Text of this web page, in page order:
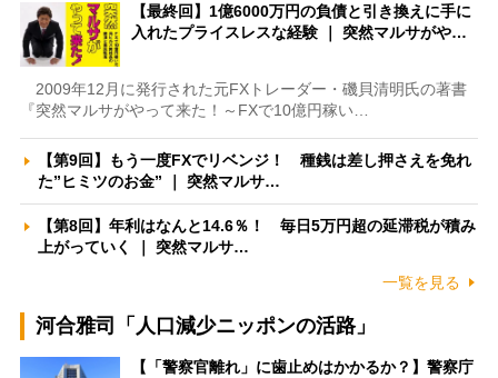
【最終回】1億6000万円の負債と引き換えに手に
入れたプライスレスな経験 ｜ 突然マルサがや…
2009年12月に発行された元FXトレーダー・磯貝清明氏の著書
『突然マルサがやって来た！～FXで10億円稼い…
【第9回】もう一度FXでリベンジ！ 種銭は差し押さえを免れ
た”ヒミツのお金” ｜ 突然マルサ…
【第8回】年利はなんと14.6％！ 毎日5万円超の延滞税が積み
上がっていく ｜ 突然マルサ…
一覧を見る
河合雅司「人口減少ニッポンの活路」
【「警察官離れ」に歯止めはかかるか？】警察庁